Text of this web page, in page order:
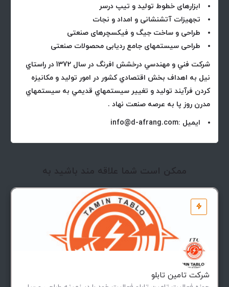
ابزارهای خطوط تولید و تیپ درسر
تجهیزات آتشنشانی و امداد و نجات
طراحی و ساخت جیگ و فیکسچرهای صنعتی
طراحی سیستمهای جامع ردیابی محصولات صنعتی
شرکت فني و مهندسي درخشش افرنگ در سال 1372 در راستاي
نيل به اهداف بخش اقتصادي كشور در امور توليد و مكانيزه
كردن فرآيند توليد و تغيير سيستمهاي قديمي به سيستمهاي
مدرن روز پا به عرصه صنعت نهاد .
ایمیل :info@d-afrang.com
ممکن است شما علاقه مند باشید به
شرکت تامین تابلو